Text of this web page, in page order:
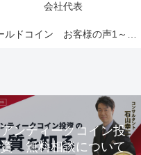
会社代表
ゴールドコイン お客様の声1～6ページ
アンティークコイン投
資 無料相談について